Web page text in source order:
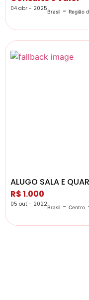
04 abr - 2025Brasil - Região
ALUGO SALA E
R$ 1.000
05 out - 2022Brasil - Centro